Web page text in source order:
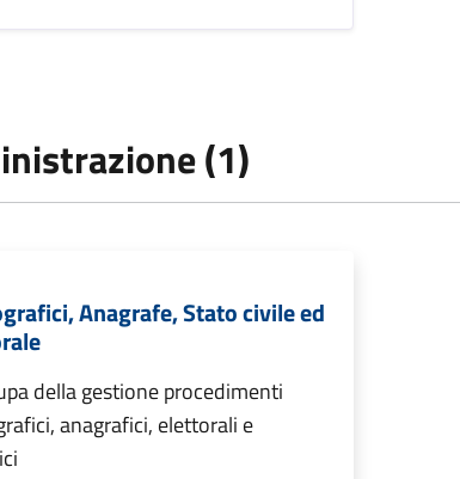
(1)
Anagrafe, Stato civile ed
della gestione procedimenti
anagrafici, elettorali e